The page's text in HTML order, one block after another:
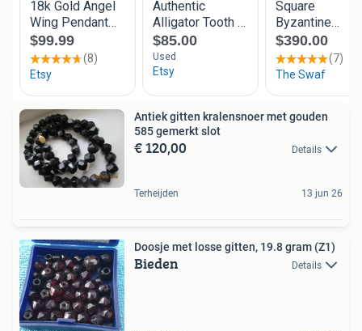
Antiek gitten kralensnoer met gouden
585 gemerkt slot
€ 120,00 Details
Terheijden 13 jun 26
Doosje met losse gitten, 19.8 gram (Z1)
Bieden Details